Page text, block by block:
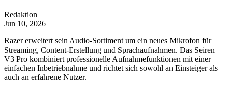
Redaktion
Jun 10, 2026
Razer erweitert sein Audio-Sortiment um ein neues Mikrofon für
Streaming, Content-Erstellung und Sprachaufnahmen. Das Seiren
V3 Pro kombiniert professionelle Aufnahmefunktionen mit einer
einfachen Inbetriebnahme und richtet sich sowohl an Einsteiger als
auch an erfahrene Nutzer.